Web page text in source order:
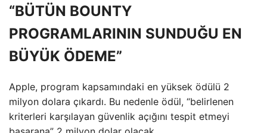
“BÜTÜN BOUNTY
PROGRAMLARININ SUNDUĞU EN
BÜYÜK ÖDEME”
Apple, program kapsamındaki en yüksek ödülü 2
milyon dolara çıkardı. Bu nedenle ödül, “belirlenen
kriterleri karşılayan güvenlik açığını tespit etmeyi